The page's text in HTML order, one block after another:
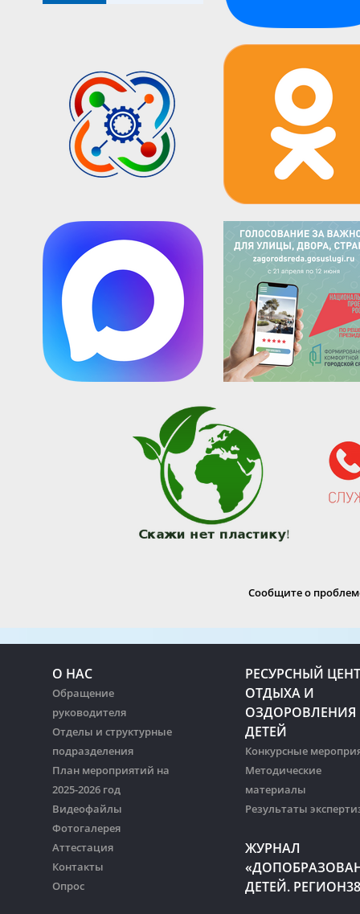
Сообщите о
О НАС
Обращение
руководителя
Отделы и структурные
подразделения
План мероприятий на
2025-2026 год
Видеофайлы
Фотогалерея
Аттестация
Контакты
Опрос
РЕСУРСНЫЙ
ОТДЫХА И
ОЗДОРОВЛЕНИЯ
ДЕТЕЙ
Конкурсные
Методические
материалы
Результаты
ЖУРНАЛ
ДЕТЕЙ.